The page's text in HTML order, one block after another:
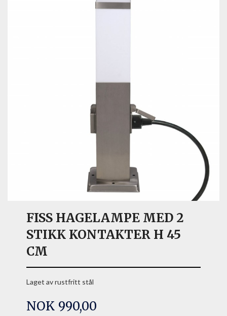
FISS HAGELAMPE MED 2
STIKK KONTAKTER H 45
CM
Laget av rustfritt stål
Pris
NOK 990,00